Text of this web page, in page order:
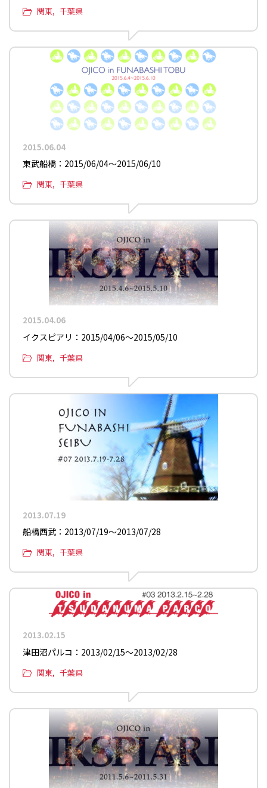
関東 千葉県
2015.06.04
東武船橋：2015/06/04〜2015/06/10
関東 千葉県
2015.04.06
イクスピアリ：2015/04/06〜2015/05/10
関東 千葉県
2013.07.19
船橋西武：2013/07/19〜2013/07/28
関東 千葉県
2013.02.15
津田沼パルコ：2013/02/15〜2013/02/28
関東 千葉県